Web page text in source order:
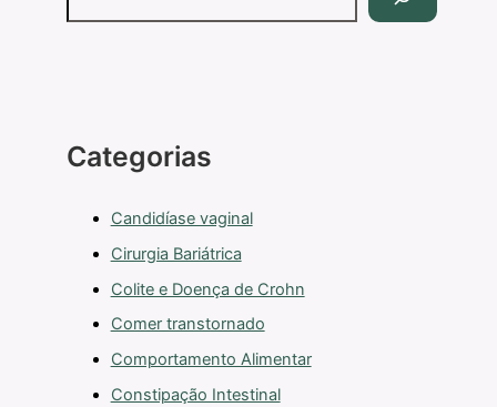
Categorias
Candidíase vaginal
Cirurgia Bariátrica
Colite e Doença de Crohn
Comer transtornado
Comportamento Alimentar
Constipação Intestinal